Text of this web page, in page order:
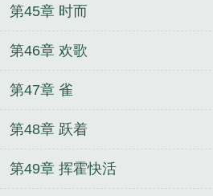
第45章 时而
第46章 欢歌
第47章 雀
第48章 跃着
第49章 挥霍快活